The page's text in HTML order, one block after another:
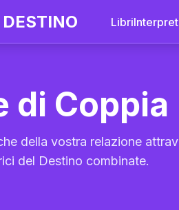
Libri
di Coppia
della vostra relazione
del Destino combinate.